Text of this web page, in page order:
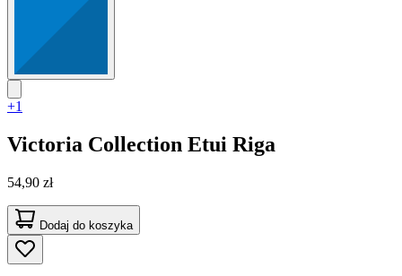
+1
Victoria Collection Etui Riga
54,90 zł
Dodaj do koszyka